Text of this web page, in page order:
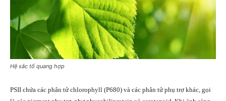
Hệ sắc tố quang hợp
PSII chứa các phân tử chlorophyll (P680) và các phân tử phụ trợ khác, gọi